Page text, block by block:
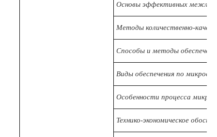
Основы эффективных
Методы количественно-
Способы и методы
Виды обеспечения по
Особенности процесса
Технико-экономическое